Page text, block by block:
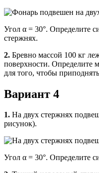
Угол α = 30°. Определите
стержнях.
2. Бревно массой 100 кг
поверхности. Определите
для того, чтобы
Вариант 4
1. На двух стержнях
рисунок).
Угол α = 30°. Опреде­лите